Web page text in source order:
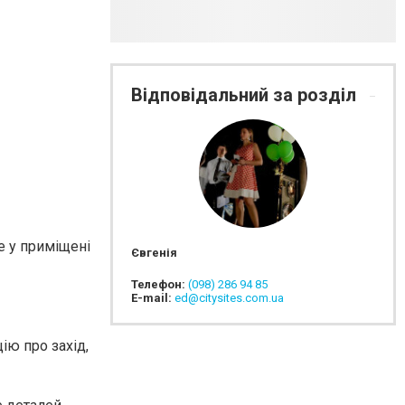
у приміщені
про захід,
Відповідальний за розділ
Євгенія
Телефон: (098) 286 94 85
E-mail: ed@citysites.com.ua